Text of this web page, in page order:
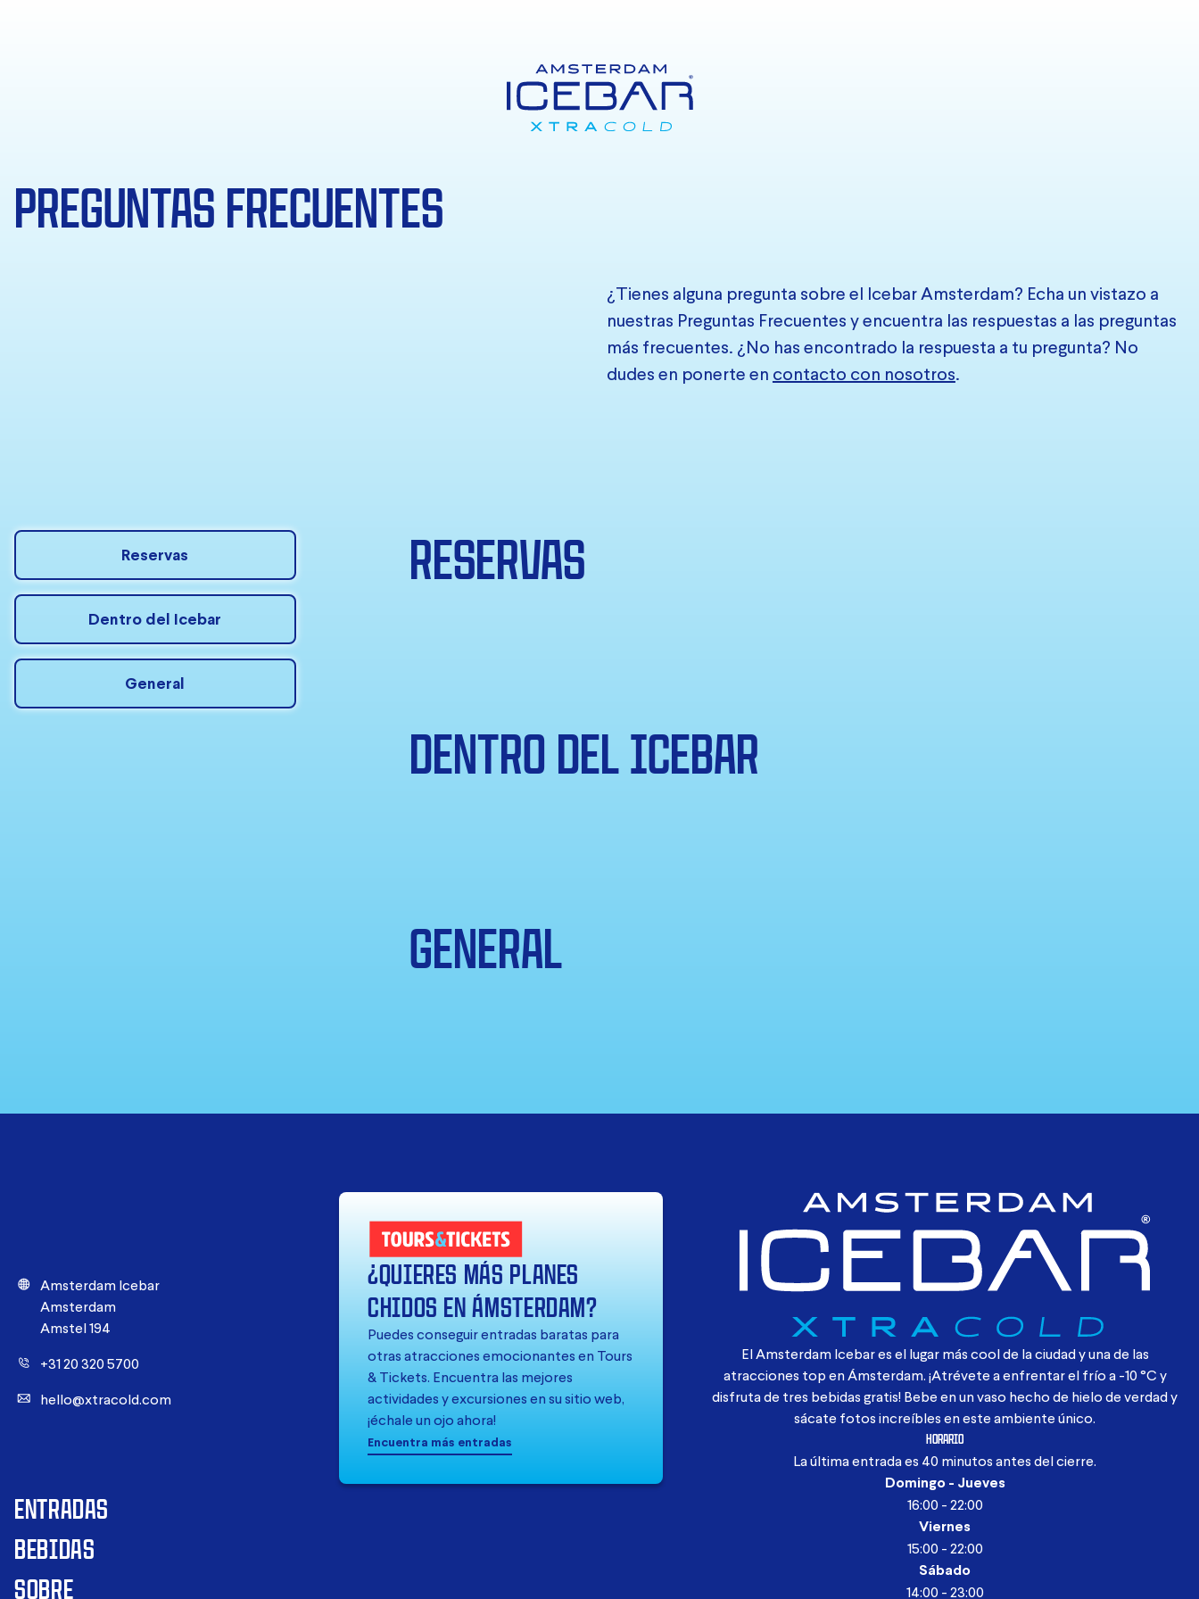
PREGUNTAS FRECUENTES
¿Tienes alguna pregunta sobre el Icebar Amsterdam? Echa un vistazo a
nuestras Preguntas Frecuentes y encuentra las respuestas a las preguntas
más frecuentes. ¿No has encontrado la respuesta a tu pregunta? No
dudes en ponerte en contacto con nosotros.
Reservas
Dentro del Icebar
General
RESERVAS
DENTRO DEL ICEBAR
GENERAL
Amsterdam Icebar
Amsterdam
Amstel 194
+31 20 320 5700
hello@xtracold.com
ENTRADAS
BEBIDAS
SOBRE
¿QUIERES MÁS PLANES
CHIDOS EN ÁMSTERDAM?
Puedes conseguir entradas baratas para
otras atracciones emocionantes en Tours
& Tickets. Encuentra las mejores
actividades y excursiones en su sitio web,
¡échale un ojo ahora!
Encuentra más entradas
El Amsterdam Icebar es el lugar más cool de la ciudad y unade las
atracciones top en Ámsterdam. ¡Atrévete a enfrentar el frío a -10 °C y
disfruta de tres bebidas gratis! Bebe en un vaso hecho de hielo de verdad y
sácate fotos increíbles en este ambiente único.
HORARIO
La última entrada es 40 minutos antes del cierre.
Domingo - Jueves
16:00 - 22:00
Viernes
15:00 - 22:00
Sábado
14:00 - 23:00